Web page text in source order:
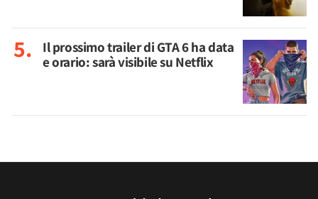
Il prossimo trailer di GTA 6 ha data
e orario: sarà visibile su Netflix